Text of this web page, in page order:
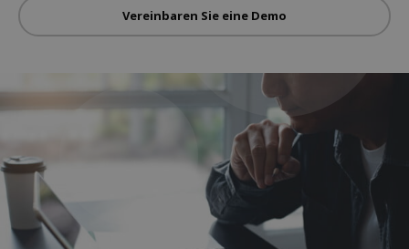
Vereinbaren Sie eine Demo